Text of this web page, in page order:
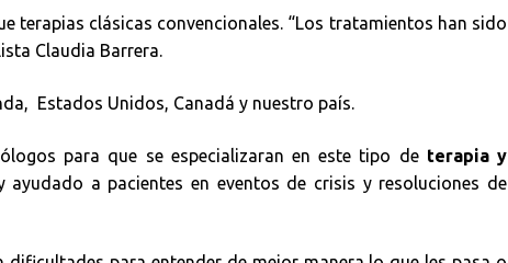
terapias clásicas convencionales. “Los tratamientos han sido
Claudia Barrera.
Estados Unidos, Canadá y nuestro país.
para que se especializaran en este tipo de terapia y
a pacientes en eventos de crisis y resoluciones de